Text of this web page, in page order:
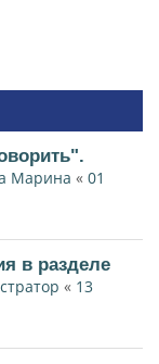
Марина « 01
в разделе
« 13